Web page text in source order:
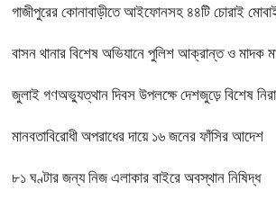
গাজীপুরের কোনাবাড়ীতে আইফোনসহ ৪৪টি চোরাই
বাসন থানার বিশেষ অভিযানে পুলিশ আক্রান্ত ও মাদক
জুলাই গণঅভ্যুত্থান দিবস উপলক্ষে দেশজুড়ে বিশেষ
মানবতাবিরোধী অপরাধের দায়ে ১৬ জনের ফাঁসির আদেশ
৮১ ঘণ্টার জন্য নিজ এলাকার বাইরে অবস্থান নিষিদ্ধ